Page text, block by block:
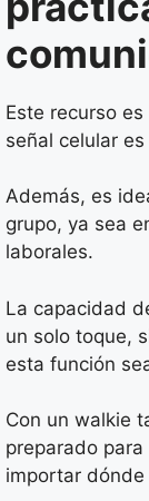
Este recurso
señal celular
Además, es
grupo, ya sea
laborales.
La capacidad
un solo toque,
esta función
Con un walkie
preparado
importar